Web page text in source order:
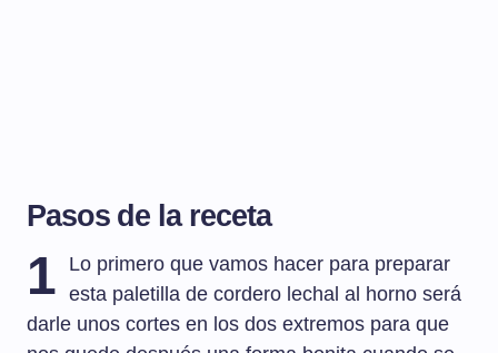
Pasos de la receta
1
Lo primero que vamos hacer para preparar
esta paletilla de cordero lechal al horno será
darle unos cortes en los dos extremos para que